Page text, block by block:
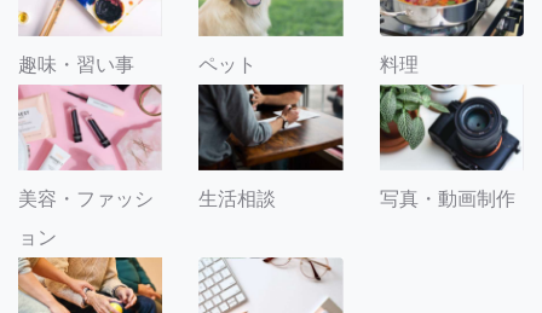
趣味・習い事 ペット 料理
美容・ファッシ
ョン
生活相談 写真・動画制作